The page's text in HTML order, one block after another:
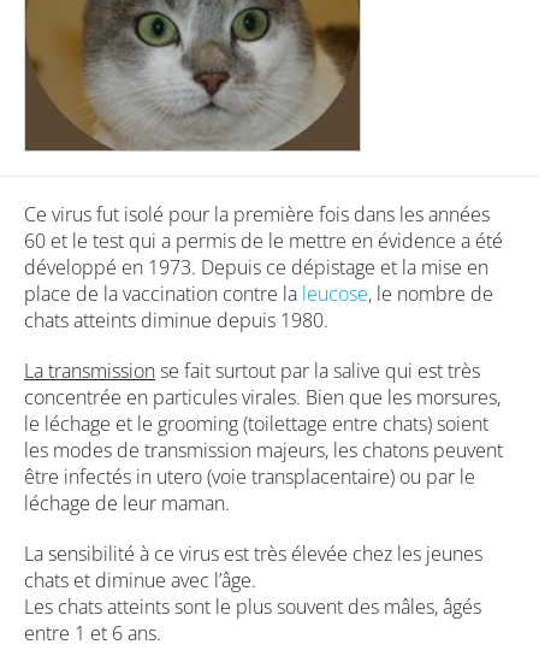
Ce virus fut isolé pour la première fois dans les années
60 et le test qui a permis de le mettre en évidence a été
développé en 1973. Depuis ce dépistage et la mise en
place de la vaccination contre la leucose, le nombre de
chats atteints diminue depuis 1980.
La transmissionse fait surtout par la salive qui est très
concentrée en particules virales. Bien que les morsures,
le léchage et le grooming (toilettage entre chats) soient
les modes de transmission majeurs, les chatons peuvent
être infectés in utero (voie transplacentaire) ou par le
léchage de leur maman.
La sensibilité à ce virus est très élevée chez les jeunes
chats et diminue avec l’âge.
Les chats atteints sont le plus souvent des mâles, âgés
entre 1 et 6 ans.